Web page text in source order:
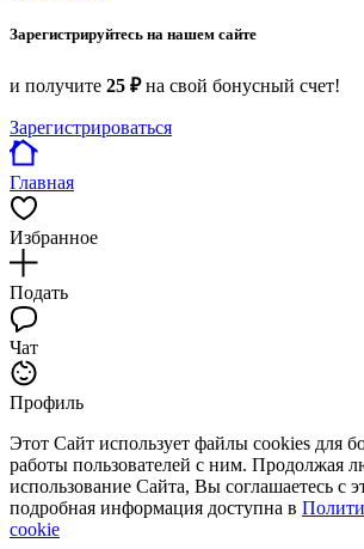
Зарегистрируйтесь на нашем сайте
и получите 25 ₽на свой бонусный счет!
Зарегистрироваться
Главная
Избранное
Подать
Чат
Профиль
Этот Сайт использует файлы cookies для
работы пользователей с ним. Продолжая
использование Сайта, Вы соглашаетесь с
подробная информация доступна в
cookie